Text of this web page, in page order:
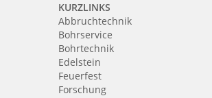
KURZLINKS
Abbruchtechnik
Bohrservice
Bohrtechnik
Edelstein
Feuerfest
Forschung